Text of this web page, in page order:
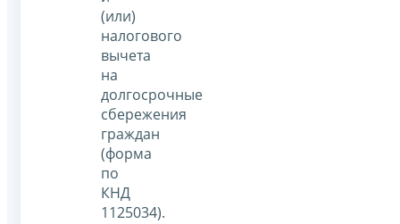
(или)
налогового
вычета
на
долгосрочные
сбережения
граждан
(форма
по
КНД
1125034).